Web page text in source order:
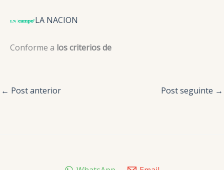
LA NACION
Conforme a los criterios de
← Post anterior Post seguinte →